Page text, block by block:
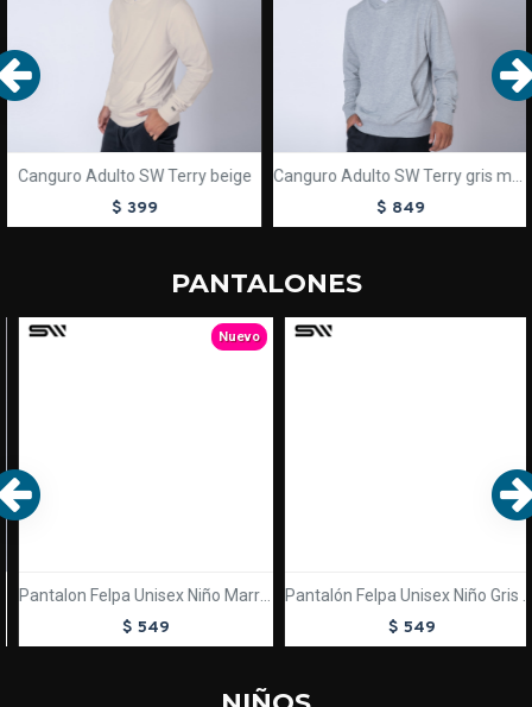
Canguro Adulto SW Terry beige
$ 399 $ 849
PANTALONES
Nuevo
TEXTTRANSPARENTE
Pantalon Felpa Unisex Niño Marron
$ 549
TEXTTRANSPARENTE
Pantalón Felpa Unisex Niño Gris Melange
$ 549